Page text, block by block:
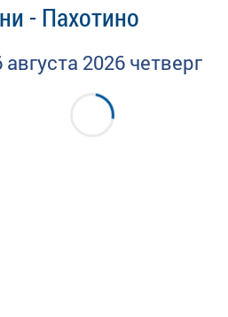
- Пахотино
августа 2026 четверг